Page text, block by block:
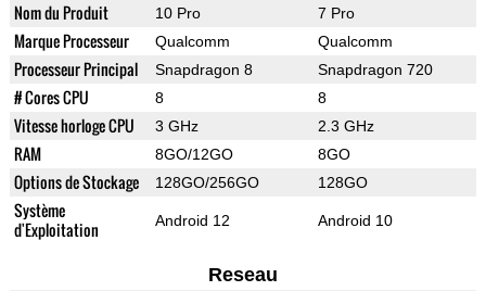
Nom du Produit 10 Pro 7 Pro
Marque Processeur Qualcomm Qualcomm
Processeur Principal Snapdragon 8 Snapdragon 720
# Cores CPU 8 8
Vitesse horloge CPU 3 GHz 2.3 GHz
RAM 8GO/12GO 8GO
Options de Stockage 128GO/256GO 128GO
Système
d'Exploitation
Android 12 Android 10
Reseau